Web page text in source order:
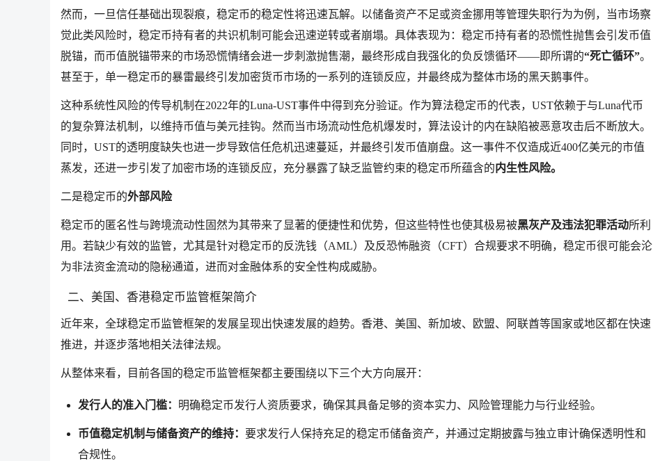
然而，一旦信任基础出现裂痕，稳定币的稳定性将迅速瓦解。以储备资产不足或资金挪用等管理失职行为为例，当市场察
觉此类风险时，稳定币持有者的共识机制可能会迅速逆转或者崩塌。具体表现为：稳定币持有者的恐慌性抛售会引发币值
脱锚，而币值脱锚带来的市场恐慌情绪会进一步刺激抛售潮，最终形成自我强化的负反馈循环——即所谓的“死亡循环”。
甚至于，单一稳定币的暴雷最终引发加密货币市场的一系列的连锁反应，并最终成为整体市场的黑天鹅事件。
这种系统性风险的传导机制在2022年的Luna-UST事件中得到充分验证。作为算法稳定币的代表，UST依赖于与Luna代币
的复杂算法机制，以维持币值与美元挂钩。然而当市场流动性危机爆发时，算法设计的内在缺陷被恶意攻击后不断放大。
同时，UST的透明度缺失也进一步导致信任危机迅速蔓延，并最终引发币值崩盘。这一事件不仅造成近400亿美元的市值
蒸发，还进一步引发了加密市场的连锁反应，充分暴露了缺乏监管约束的稳定币所蕴含的内生性风险。
二是稳定币的外部风险
稳定币的匿名性与跨境流动性固然为其带来了显著的便捷性和优势，但这些特性也使其极易被黑灰产及违法犯罪活动所利
用。若缺少有效的监管，尤其是针对稳定币的反洗钱（AML）及反恐怖融资（CFT）合规要求不明确，稳定币很可能会沦
为非法资金流动的隐秘通道，进而对金融体系的安全性构成威胁。
二、美国、香港稳定币监管框架简介
近年来，全球稳定币监管框架的发展呈现出快速发展的趋势。香港、美国、新加坡、欧盟、阿联酋等国家或地区都在快速
推进，并逐步落地相关法律法规。
从整体来看，目前各国的稳定币监管框架都主要围绕以下三个大方向展开：
发行人的准入门槛： 明确稳定币发行人资质要求，确保其具备足够的资本实力、风险管理能力与行业经验。
币值稳定机制与储备资产的维持： 要求发行人保持充足的稳定币储备资产，并通过定期披露与独立审计确保透明性和
合规性。